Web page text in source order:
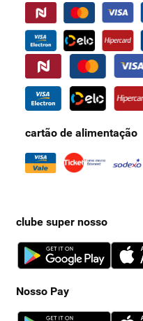
cartão de alimentação
clube super nosso
Nosso Pay